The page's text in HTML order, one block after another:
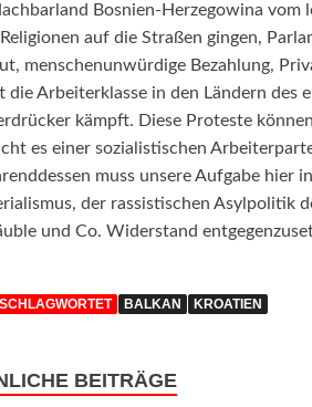
Bosnien-Herzegowina vom
auf die Straßen gingen,
menschenunwürdige Bezahlung,
die Arbeiterklasse in den Ländern des
kämpft. Diese Proteste
es einer sozialistischen
muss unsere Aufgabe hier
der rassistischen Asylpolitik
und Co. Widerstand
BALKAN KROATIEN
BEITRÄGE